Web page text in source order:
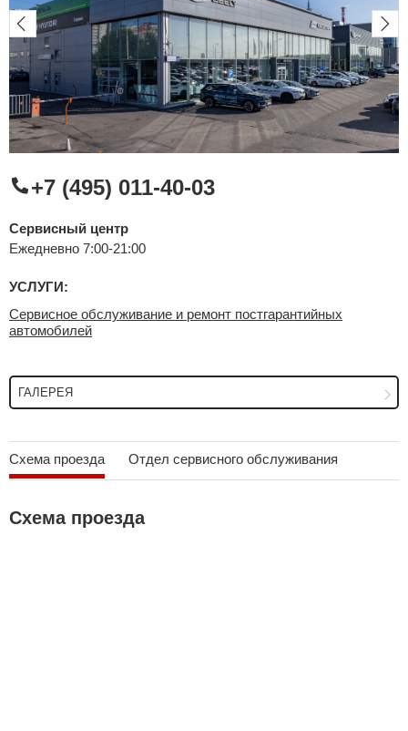
Избранное
Сравнение
Личный кабинет
+7 (495) 011-40-03
Сервисный центр
Ежедневно 7:00-21:00
УСЛУГИ:
Сервисное обслуживание и ремонт постгарантийных
автомобилей
ГАЛЕРЕЯ
Схема проезда Отдел сервисного обслуживания
Схема проезда